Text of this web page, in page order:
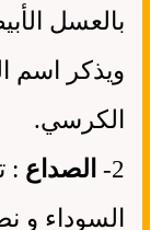
بالعسل
ويذكر اسم
الكرسي.
2-
الصداع :
السوداء و